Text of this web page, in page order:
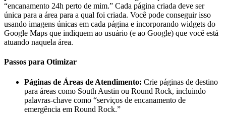
“encanamento 24h perto de mim.” Cada página criada deve ser
única para a área para a qual foi criada. Você pode conseguir isso
usando imagens únicas em cada página e incorporando widgets do
Google Maps que indiquem ao usuário (e ao Google) que você está
atuando naquela área.
Passos para Otimizar
Páginas de Áreas de Atendimento: Crie páginas de destino
para áreas como South Austin ou Round Rock, incluindo
palavras-chave como “serviços de encanamento de
emergência em Round Rock.”